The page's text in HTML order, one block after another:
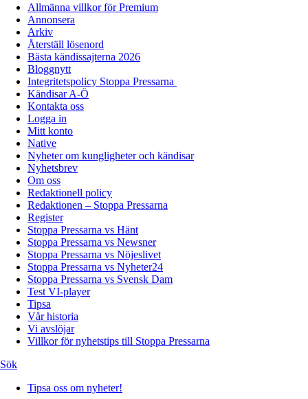
Allmänna villkor för Premium
Annonsera
Arkiv
Återställ lösenord
Bästa kändissajterna 2026
Bloggnytt
Integritetspolicy Stoppa Pressarna
Kändisar A-Ö
Kontakta oss
Logga in
Mitt konto
Native
Nyheter om kungligheter och kändisar
Nyhetsbrev
Om oss
Redaktionell policy
Redaktionen – Stoppa Pressarna
Register
Stoppa Pressarna vs Hänt
Stoppa Pressarna vs Newsner
Stoppa Pressarna vs Nöjeslivet
Stoppa Pressarna vs Nyheter24
Stoppa Pressarna vs Svensk Dam
Test VI-player
Tipsa
Vår historia
Vi avslöjar
Villkor för nyhetstips till Stoppa Pressarna
Sök
Tipsa oss om nyheter!